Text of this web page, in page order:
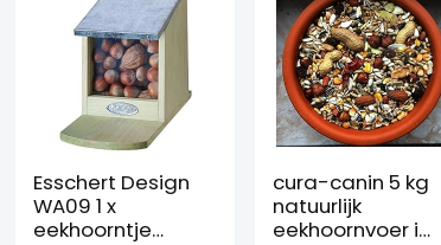
Esschert Design
WA09 1 x
eekhoorntje
cura-canin 5 kg
natuurlijk
eekhoornvoer in